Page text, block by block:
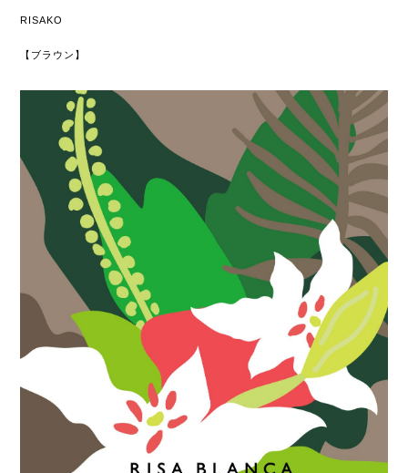
RISAKO
【ブラウン】